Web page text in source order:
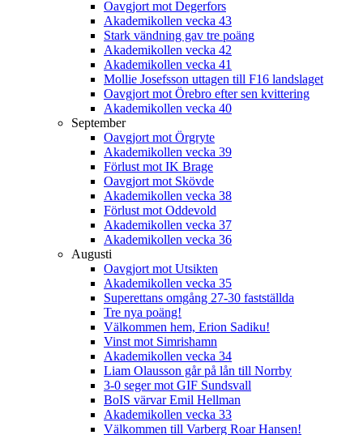
Oavgjort mot Degerfors
Akademikollen vecka 43
Stark vändning gav tre poäng
Akademikollen vecka 42
Akademikollen vecka 41
Mollie Josefsson uttagen till F16 landslaget
Oavgjort mot Örebro efter sen kvittering
Akademikollen vecka 40
September
Oavgjort mot Örgryte
Akademikollen vecka 39
Förlust mot IK Brage
Oavgjort mot Skövde
Akademikollen vecka 38
Förlust mot Oddevold
Akademikollen vecka 37
Akademikollen vecka 36
Augusti
Oavgjort mot Utsikten
Akademikollen vecka 35
Superettans omgång 27-30 fastställda
Tre nya poäng!
Välkommen hem, Erion Sadiku!
Vinst mot Simrishamn
Akademikollen vecka 34
Liam Olausson går på lån till Norrby
3-0 seger mot GIF Sundsvall
BoIS värvar Emil Hellman
Akademikollen vecka 33
Välkommen till Varberg Roar Hansen!